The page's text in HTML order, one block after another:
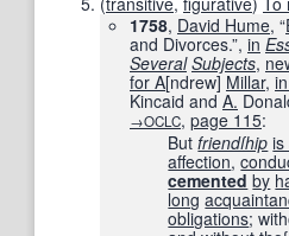
1758, David Hume, “
and Divorces.”, in
Several Subjects,
for A[ndrew] Millar,
Kincaid and A.
→OCLC, page 115:
Butfriendſhip is
affection,
cemented by
long
obligations;